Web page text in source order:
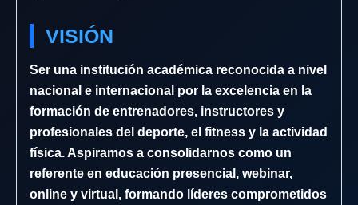
VISIÓN
Ser una institución académica reconocida a nivel
nacional e internacional por la excelencia en la
formación de entrenadores, instructores y
profesionales del deporte, el fitness y la actividad
física. Aspiramos a consolidarnos como un
referente en educación presencial, webinar,
online y virtual, formando líderes comprometidos